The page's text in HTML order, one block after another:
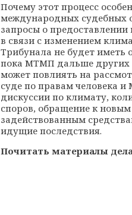
Почему этот процесс
международных судебных
запросы о
в связи с изменением
Трибунала не будет иметь
пока МТМП дальше других
может повлиять на
суде по правам человека
дискуссии по климату,
споров, обращение к
задействованным
идущие последствия.
Почитать материалы